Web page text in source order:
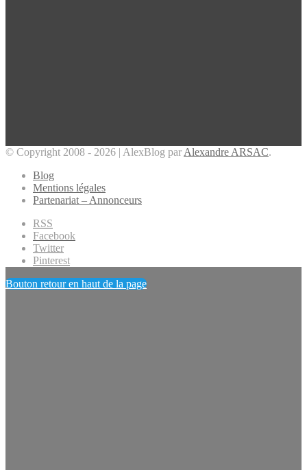
© Copyright 2008 - 2026 | AlexBlog par Alexandre ARSAC.
Blog
Mentions légales
Partenariat – Annonceurs
RSS
Facebook
Twitter
Pinterest
Bouton retour en haut de la page